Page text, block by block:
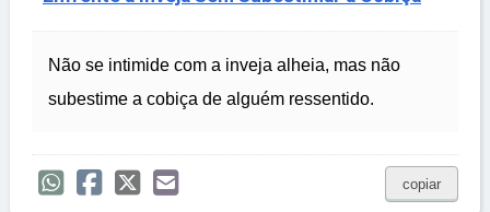
Não se intimide com a inveja alheia, mas não
subestime a cobiça de alguém ressentido.
copiar